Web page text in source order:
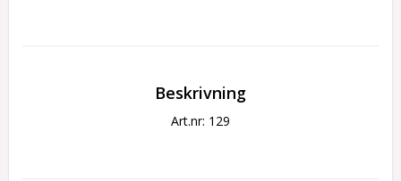
Beskrivning
Art.nr: 129